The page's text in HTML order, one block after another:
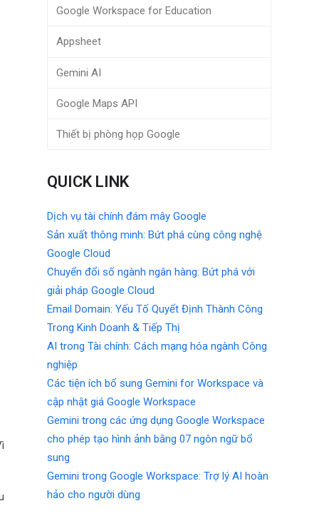
Google Workspace for Education
Appsheet
Gemini AI
Google Maps API
Thiết bị phòng họp Google
QUICK LINK
Dịch vụ tài chính đám mây Google
Sản xuất thông minh: Bứt phá cùng công nghệ
Google Cloud
Chuyển đổi số ngành ngân hàng: Bứt phá với
giải pháp Google Cloud
Email Domain: Yếu Tố Quyết Định Thành Công
Trong Kinh Doanh & Tiếp Thị
AI trong Tài chính: Cách mạng hóa ngành Công
nghiệp
Các tiện ích bổ sung Gemini for Workspace và
cập nhật giá Google Workspace
Gemini trong các ứng dụng Google Workspace
cho phép tạo hình ảnh bằng 07 ngôn ngữ bổ
sung
Gemini trong Google Workspace: Trợ lý AI hoàn
hảo cho người dùng